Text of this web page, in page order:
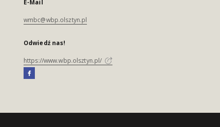
E-Mail
wmbc@wbp.olsztyn.pl
Odwiedź nas!
https://www.wbp.olsztyn.pl/